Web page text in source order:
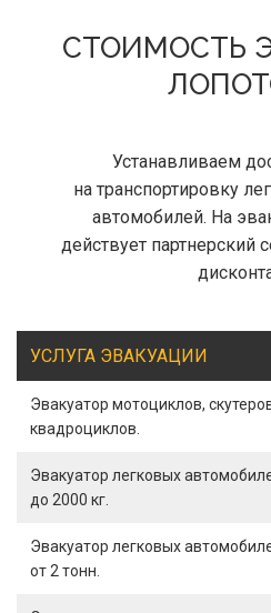
СТОИМОСТЬ
Устанавливаем
на транспортировку
автомобилей. На
действует
УСЛУГА ЭВАКУАЦИИ
Эвакуатор мотоциклов,
квадроциклов.
Эвакуатор легковых
до 2000 кг.
Эвакуатор легковых
от 2 тонн.